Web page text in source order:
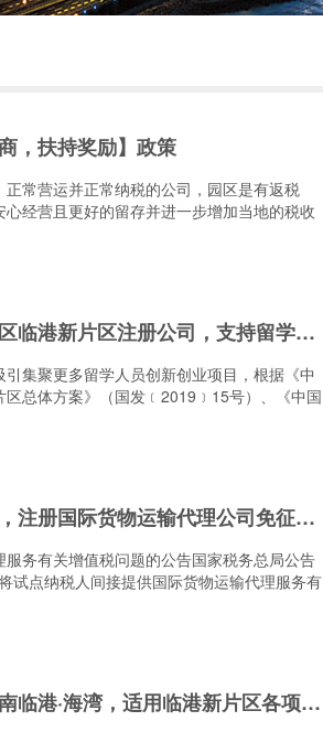
，扶持奖励】政策
正常营运并正常纳税的公司，园区是有返税
经营且更好的留存并进一步增加当地的税收
中国（上海）自由贸易试验区临港新片区注册公司，支持留学人员创业若干措施
集聚更多留学人员创新创业项目，根据《中
总体方案》（国发﹝2019﹞15号）、《中国
【免税】临港奉贤注册公司，注册国际货物运输代理公司免征增值税
务有关增值税问题的公告国家税务总局公告
试点纳税人间接提供国际货物运输代理服务有
海湾镇正式接管两港大道以南临港·海湾，适用临港新片区各项招商政策